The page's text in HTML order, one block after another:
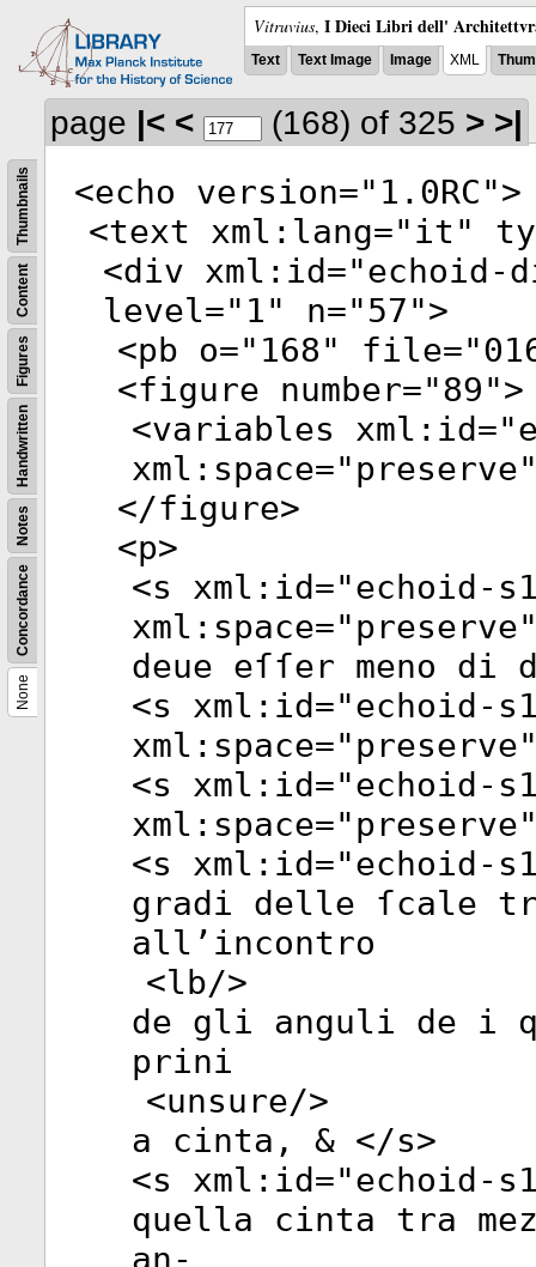
Vitruvius, I Dieci Libri dell'
Text Text Image Image XML
None
Concordance
Notes
Handwritten
Figures
Content
Thumbnails
page |< < (168) of 325 > >|
<echo version=" 1.0RC">
<text xml:lang="it"
<div xml:id="echoid-
level=" 1" n="57">
<pb o=" 168" file="
<figure number="89">
<variables xml:id="
xml:space="preserve
</figure>
<p>
<s xml:id="echoid-
xml:space="preserve
deue eſſer meno
<s xml:id="echoid-
xml:space="preserve
<s xml:id="echoid-
xml:space="preserve
<s xml:id="echoid-
gradi delle ſcale
all’incontro
<lb/>
de gli anguli de i
prini
<unsure/>
a cinta, & </s>
<s xml:id="echoid-
quella cinta tra